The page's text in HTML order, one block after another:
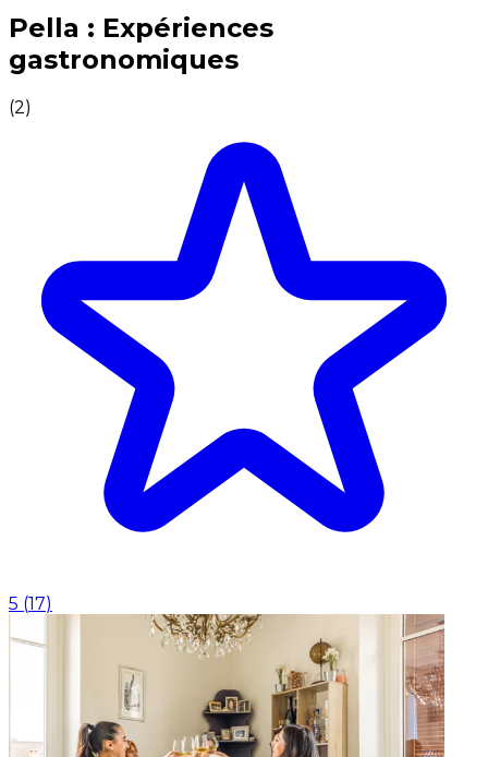
Expériences culinaires inoubliables : Expériences
Pella : Expériences
gastronomiques
(2)
5 (17)